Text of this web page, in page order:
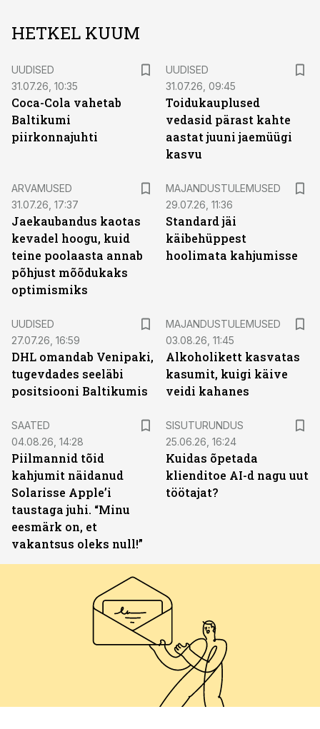
HETKEL KUUM
UUDISED
31.07.26, 10:35
Coca-Cola vahetab
Baltikumi
piirkonnajuhti
UUDISED
31.07.26, 09:45
Toidukauplused
vedasid pärast kahte
aastat juuni jaemüügi
kasvu
ARVAMUSED
31.07.26, 17:37
Jaekaubandus kaotas
kevadel hoogu, kuid
teine poolaasta annab
põhjust mõõdukaks
optimismiks
MAJANDUSTULEMUSED
29.07.26, 11:36
Standard jäi
käibehüppest
hoolimata kahjumisse
UUDISED
27.07.26, 16:59
DHL omandab Venipaki,
tugevdades seeläbi
positsiooni Baltikumis
MAJANDUSTULEMUSED
03.08.26, 11:45
Alkoholikett kasvatas
kasumit, kuigi käive
veidi kahanes
SAATED
04.08.26, 14:28
Piilmannid tõid
kahjumit näidanud
Solarisse Apple’i
taustaga juhi. “Minu
eesmärk on, et
vakantsus oleks null!”
SISUTURUNDUS
25.06.26, 16:24
Kuidas õpetada
klienditoe AI-d nagu uut
töötajat?